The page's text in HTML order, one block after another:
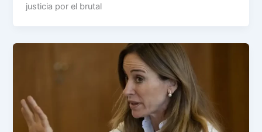
justicia por el brutal